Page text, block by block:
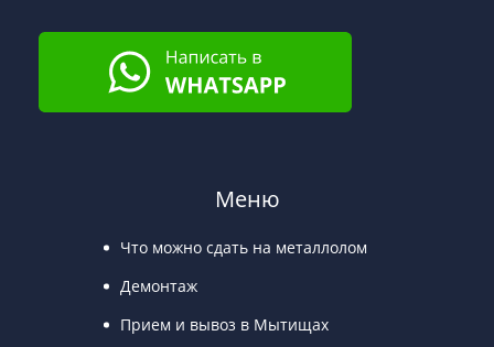
Меню
Что можно сдать на металлолом
Демонтаж
Прием и вывоз в Мытищах